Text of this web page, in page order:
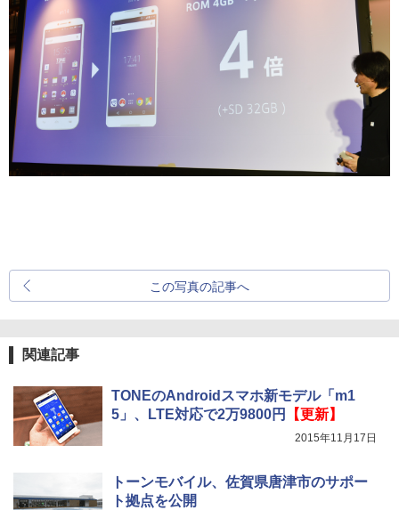
この写真の記事へ
関連記事
TONEのAndroidスマホ新モデル「m1
5」、LTE対応で2万9800円
【更新】
2015年11月17日
トーンモバイル、佐賀県唐津市のサポー
ト拠点を公開